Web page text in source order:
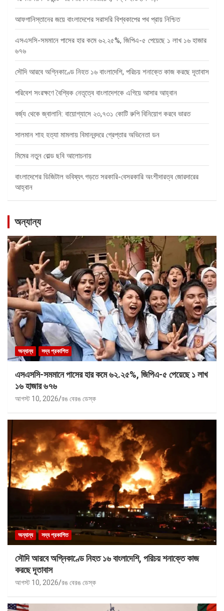
আফগানিস্তানের জয়ে বাংলাদেশের সরাসরি বিশ্বকাপের পথ প্রায় নিশ্চিত
এসএসসি-সমমানে পাসের হার কমে ৬২.২৫%, জিপিএ-৫ পেয়েছে ১ লাখ ১৬ হাজার
৬৭৬
সৌদি আরবে অগ্নিকাণ্ডে নিহত ১৬ বাংলাদেশি, পরিচয় শনাক্তে কাজ করছে দূতাবাস
পরিবেশ সংরক্ষণে বৈশ্বিক নেতৃত্বে বাংলাদেশকে এগিয়ে আসার আহ্বান
বর্জ্য থেকে জ্বালানি: বায়োগ্যাসে ২৩,৭৩১ কোটি রুপি বিনিয়োগ করবে ভারত
সালমান শাহ হত্যা মামলায় বিমানবন্দরে গ্রেপ্তার অভিনেতা ডন
মিমের নতুন বোল্ড ছবি আলোচনায়
বাংলাদেশের ডিজিটাল ভবিষ্যৎ গড়তে সরকারি-বেসরকারি অংশীদারত্ব জোরদারের
আহ্বান
অন্যান্য
অন্যান্য সদ্য প্রকাশিত
এসএসসি-সমমানে পাসের হার কমে ৬২.২৫%, জিপিএ-৫ পেয়েছে ১ লাখ
১৬ হাজার ৬৭৬
আগস্ট 10, 2026 রঙ বেরঙ ডেস্ক
অন্যান্য সদ্য প্রকাশিত
সৌদি আরবে অগ্নিকাণ্ডে নিহত ১৬ বাংলাদেশি, পরিচয় শনাক্তে কাজ
করছে দূতাবাস
আগস্ট 10, 2026 রঙ বেরঙ ডেস্ক